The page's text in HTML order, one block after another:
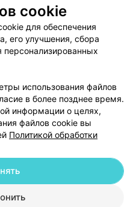
Размещение рекламы
Публичный договор
Способы оплаты
Партнеры
поддержку
cookie
данных
cookie
для обеспечения
его улучшения, сбора
персонализированных
использования файлов
в более позднее время.
информации о целях,
файлов cookie вы
Политикой обработки